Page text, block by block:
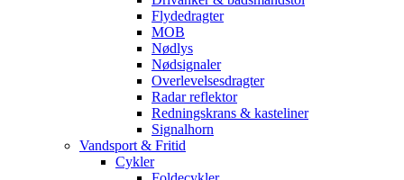
Flydedragter
MOB
Nødlys
Nødsignaler
Overlevelsesdragter
Radar reflektor
Redningskrans & kasteliner
Signalhorn
Vandsport & Fritid
Cykler